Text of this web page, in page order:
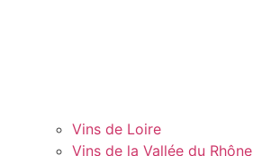
Vins de Loire
Vins de la Vallée du Rhône